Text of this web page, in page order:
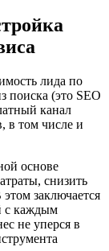
лида по
поиска (это SEO
канал
в том числе и
основе
снизить
заключается
с каждым
не уперся в